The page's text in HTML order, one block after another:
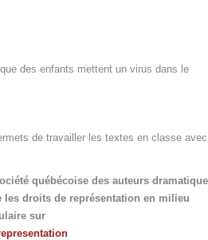
des enfants mettent un virus dans le
de travailler les textes en classe
québécoise des auteurs
les droits de représentation en milieu
sur